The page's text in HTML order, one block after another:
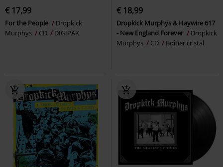
€ 17,99
For the People
Dropkick
Murphys
CD DIGIPAK
€ 18,99
Dropkick Murphys & Haywire 617
- New England Forever
Dropkick
Murphys
CD Boîtier cristal